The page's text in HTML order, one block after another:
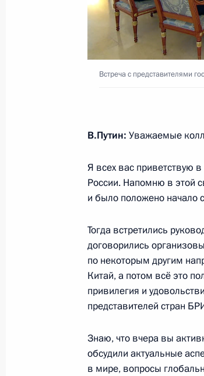
Встреча с
Зорькиным
13 сентября 2024 года, 09:00
12 сентября 2024 года, 20:10
Посещение Военно-
12 сентября 2024 года, 19:30
Ответ на вопрос
12 сентября 2024 года, 18:55
Пленарное заседание
12 сентября 2024 года, 18:40
Встреча с представителями
В.Путин: Уважаемые
Я всех вас приветствую
России. Напомню в этой
и было положено
Тогда встретились
договорились
по некоторым другим
Китай, а потом всё это
привилегия и
представителей стран
Знаю, что вчера вы
обсудили актуальные
в мире, вопросы